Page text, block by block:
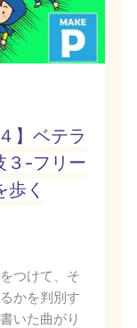
】ベテラ
３-フリー
く
つけて、そ
かを判別す
いた曲がり